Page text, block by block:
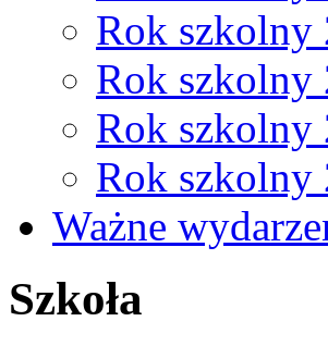
Rok szkolny
Rok szkolny
Rok szkolny
Rok szkolny
Ważne
Szkoła